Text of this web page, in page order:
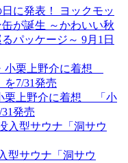
に発表！ ヨックモッ
が誕生 ～かわいい秋
パッケージ～ 9月1日
栗上野介に着想 「小
発売
型サウナ「洞サウ